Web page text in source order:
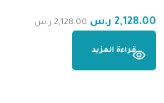
2,128.00 ر.س 2,128.00 ر.س
قراءة المزيد